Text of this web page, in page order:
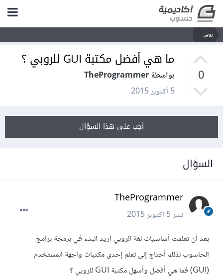
روبي
0
ما هي أفضل مكتبة GUI للروبي ؟
بواسطة TheProgrammer
5 أكتوبر 2015
أجب على هذا السؤال
السؤال
TheProgrammer
نشر5 أكتوبر 2015
بعد أن تعلمت أساسيات لغة الروبي أريد البدء في برمجة برامج
الحاسوب لذلك أحتاج إلى تعلم إحدى مكتبات واجهة المستخدم